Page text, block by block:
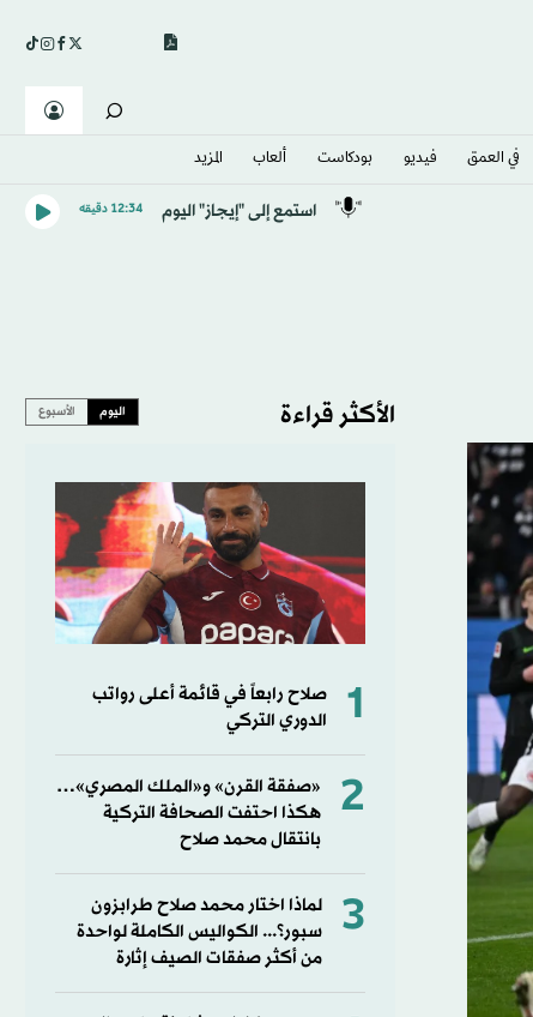
في العمق فيديو بودكاست ألعاب المزيد
استمع إلى "إيجاز" اليوم 12:34 دقيقه
الأكثر قراءة اليوم الأسبوع
1
صلاح رابعاً في قائمة أعلى رواتب
الدوري التركي
2
«صفقة القرن» و«الملك المصري»…
هكذا احتفت الصحافة التركية
بانتقال محمد صلاح
3
لماذا اختار محمد صلاح طرابزون
سبور؟... الكواليس الكاملة لواحدة
من أكثر صفقات الصيف إثارة